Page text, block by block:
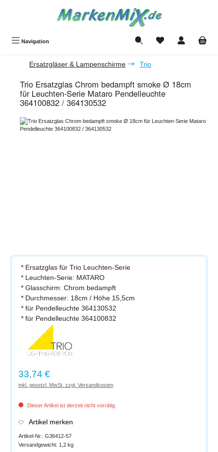
Navigation Du hast 0 Produkte
Ersatzgläser & Lampenschirme Trio
Trio Ersatzglas Chrom bedampft smoke Ø 18cm
für Leuchten-Serie Mataro Pendelleuchte
364100832 / 364130532
Bildergalerie überspringen
* Ersatzglas für Trio Leuchten-Serie
* Leuchten-Serie: MATARO
* Glasschirm: Chrom bedampft
* Durchmesser: 18cm / Höhe 15,5cm
* für Pendelleuchte 364130532
* für Pendelleuchte 364100832
Regulärer Preis:
33,74 €
inkl. gesetzl. MwSt. zzgl. Versandkosten
Dieser Artikel ist derzeit nicht vorrätig.
Artikel merken
Artikel-Nr.: G36412-57
Versandgewicht: 1,2 kg